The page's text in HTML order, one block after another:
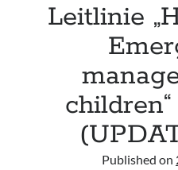
Leitlinie
Published on